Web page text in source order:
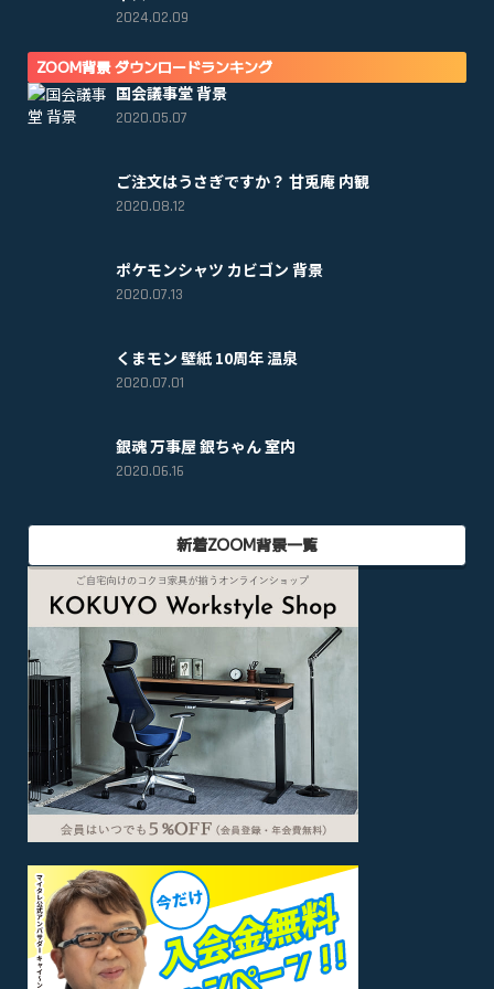
2024.02.09
ZOOM背景 ダウンロードランキング
国会議事堂 背景
2020.05.07
ご注文はうさぎですか？ 甘兎庵 内観
2020.08.12
ポケモンシャツ カビゴン 背景
2020.07.13
くまモン 壁紙 10周年 温泉
2020.07.01
銀魂 万事屋 銀ちゃん 室内
2020.06.16
新着ZOOM背景一覧